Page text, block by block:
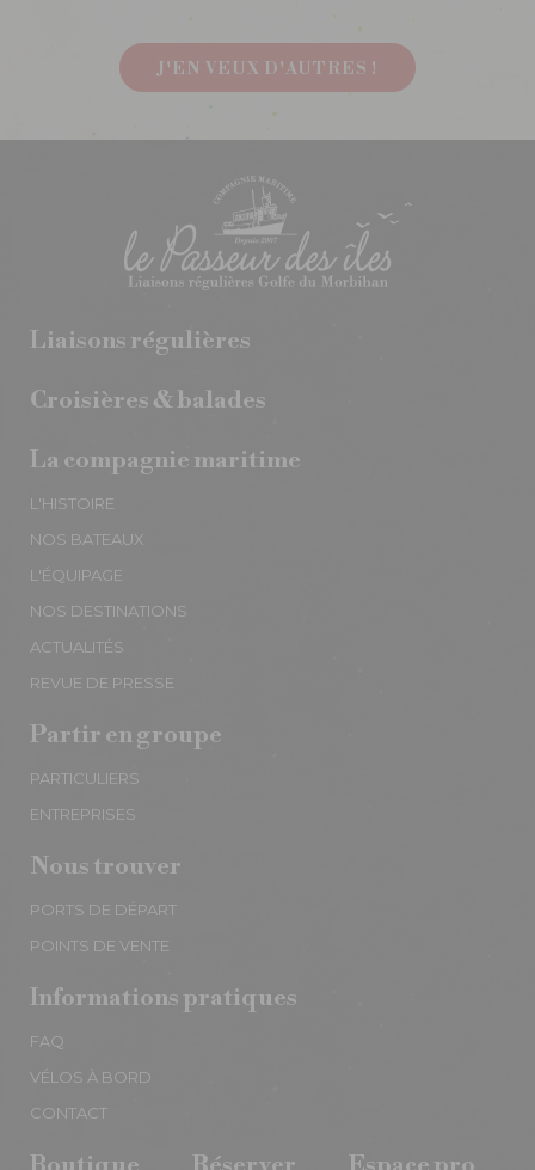
J'EN VEUX D'AUTRES !
Liaisons régulières
Croisières & balades
La compagnie maritime
L'HISTOIRE
NOS BATEAUX
L'ÉQUIPAGE
NOS DESTINATIONS
ACTUALITÉS
REVUE DE PRESSE
Partir en groupe
PARTICULIERS
ENTREPRISES
Nous trouver
PORTS DE DÉPART
POINTS DE VENTE
Informations pratiques
FAQ
VÉLOS À BORD
CONTACT